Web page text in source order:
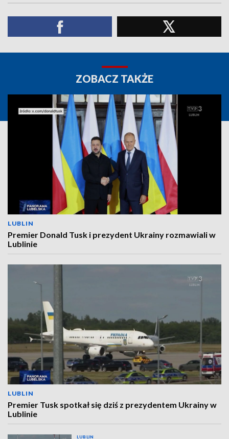
ZOBACZ TAKŻE
LUBLIN
Premier Donald Tusk i prezydent Ukrainy rozmawiali w
Lublinie
LUBLIN
Premier Tusk spotkał się dziś z prezydentem Ukrainy w
Lublinie
LUBLIN